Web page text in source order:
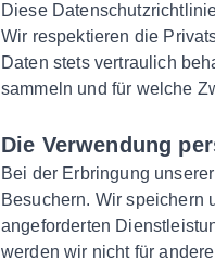
Diese
Wir respektieren die
Daten stets vertraulich
sammeln und für welche
Die Verwendung
Bei der Erbringung
Besuchern. Wir speichern
angeforderten
werden wir nicht für